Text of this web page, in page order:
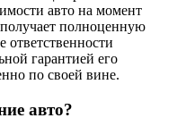
авто на момент
полноценную
ответственности
гарантией его
по своей вине.
авто?